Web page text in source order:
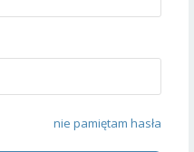
nie pamiętam hasła